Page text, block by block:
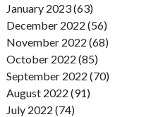
January 2023 (63)
December 2022 (56)
November 2022 (68)
October 2022 (85)
September 2022 (70)
August 2022 (91)
July 2022 (74)